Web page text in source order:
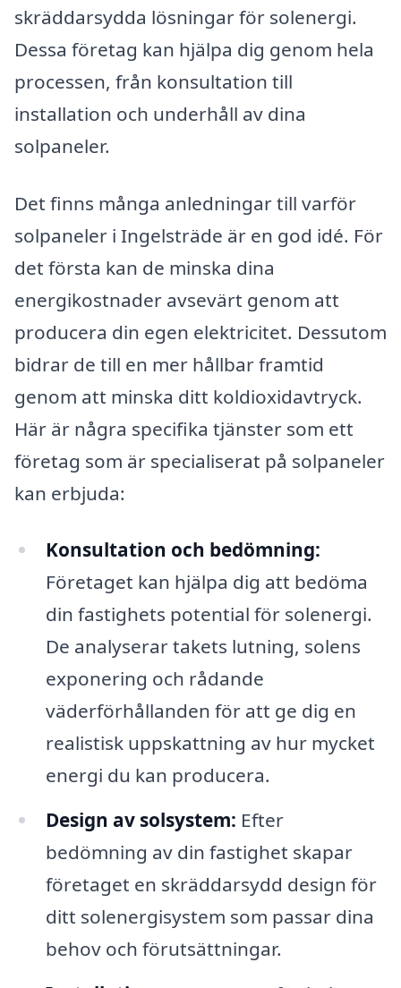
skräddarsydda lösningar för solenergi.
Dessa företag kan hjälpa dig genom hela
processen, från konsultation till
installation och underhåll av dina
solpaneler.
Det finns många anledningar till varför
solpaneler i Ingelsträde är en god idé. För
det första kan de minska dina
energikostnader avsevärt genom att
producera din egen elektricitet. Dessutom
bidrar de till en mer hållbar framtid
genom att minska ditt koldioxidavtryck.
Här är några specifika tjänster som ett
företag som är specialiserat på solpaneler
kan erbjuda:
Konsultation och bedömning:
Företaget kan hjälpa dig att bedöma
din fastighets potential för solenergi.
De analyserar takets lutning, solens
exponering och rådande
väderförhållanden för att ge dig en
realistisk uppskattning av hur mycket
energi du kan producera.
Design av solsystem: Efter
bedömning av din fastighet skapar
företaget en skräddarsydd design för
ditt solenergisystem som passar dina
behov och förutsättningar.